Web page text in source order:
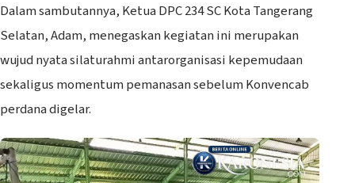
Dalam sambutannya, Ketua DPC 234 SC Kota Tangerang
Selatan, Adam, menegaskan kegiatan ini merupakan
wujud nyata silaturahmi antarorganisasi kepemudaan
sekaligus momentum pemanasan sebelum Konvencab
perdana digelar.